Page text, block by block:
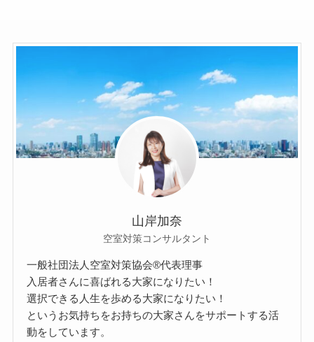
山岸加奈
空室対策コンサルタント
一般社団法人空室対策協会®︎代表理事
入居者さんに喜ばれる大家になりたい！
選択できる人生を歩める大家になりたい！
というお気持ちをお持ちの大家さんをサポートする活
動をしています。